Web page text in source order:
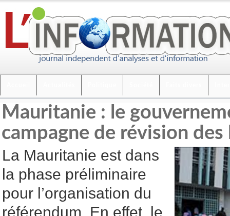
Mauritanie : le
campagne de révision
La Mauritanie est dans
la phase préliminaire
pour l’organisation du
référendum. En effet, le